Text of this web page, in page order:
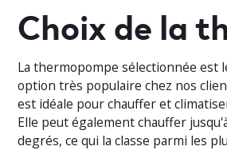
Choix de la
La thermopompe sélectionnée est
option très populaire chez nos
est idéale pour chauffer et
Elle peut également chauffer
degrés, ce qui la classe parmi les